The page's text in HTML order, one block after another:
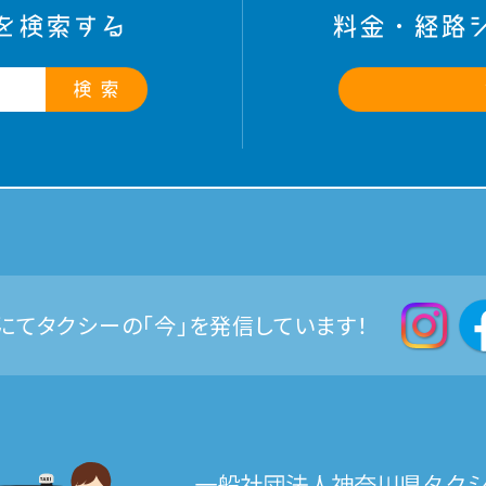
検索する
検 索
料金・経路
タクシーの「今」を発信しています！